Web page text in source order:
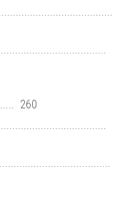
260